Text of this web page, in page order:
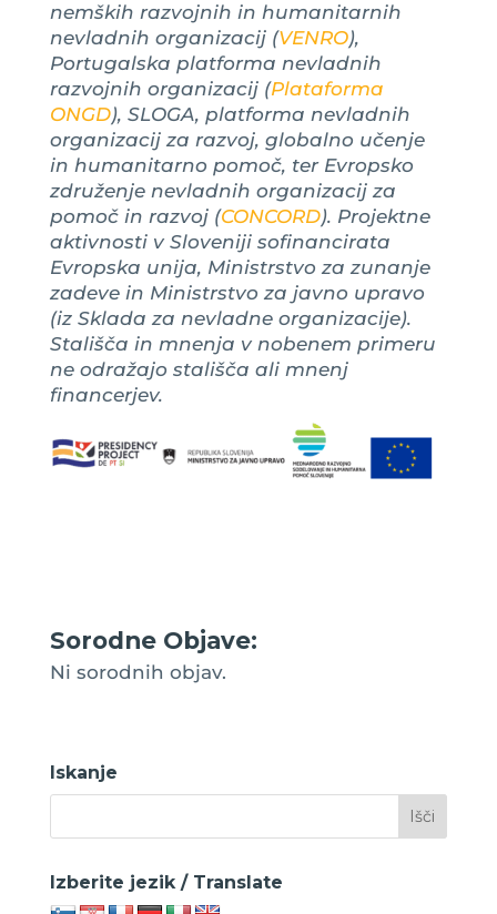
nemških razvojnih in humanitarnih
nevladnih organizacij (VENRO),
Portugalska platforma nevladnih
razvojnih organizacij (Plataforma
ONGD), SLOGA, platforma nevladnih
organizacij za razvoj, globalno učenje
in humanitarno pomoč, ter Evropsko
združenje nevladnih organizacij za
pomoč in razvoj (CONCORD). Projektne
aktivnosti v Sloveniji sofinancirata
Evropska unija, Ministrstvo za zunanje
zadeve in Ministrstvo za javno upravo
(iz Sklada za nevladne organizacije).
Stališča in mnenja v nobenem primeru
ne odražajo stališča ali mnenj
financerjev.
Sorodne Objave:
Ni sorodnih objav.
Iskanje
Izberite jezik / Translate